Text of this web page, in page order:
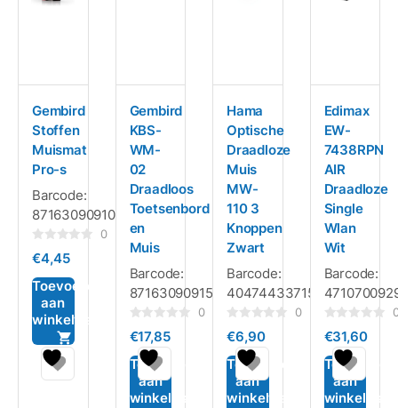
Gembird
Stoffen
Muismat
Pro-s
Barcode:
8716309091022
0
5
0
€4,45
Toevoegen
aan
winkelwagen
Gembird
KBS-
WM-
02
Draadloos
Toetsenbord
en
Muis
Barcode:
8716309091541
0
uit
5
0
€17,85
Toevoegen
aan
winkelwagen
Hama
Optische
Draadloze
Muis
MW-
110 3
Knoppen
Zwart
Barcode:
4047443371508
0
uit
5
0
€6,90
Toevoegen
aan
winkelwagen
Edimax
EW-
7438RPN
AIR
Draadloze
Single
Wlan
Wit
Barcode:
0
uit
5
€31,60
Toevoegen
aan